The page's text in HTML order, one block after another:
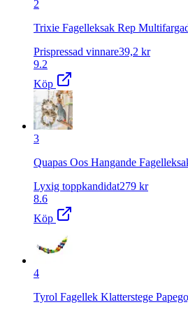
2
Trixie Fagelleksak Rep
Prispressad vinnare39,2 kr
9.2
Köp
3
Quapas Oos Hangande
Lyxig toppkandidat279 kr
8.6
Köp
4
Tyrol Fagellek Klatterstege